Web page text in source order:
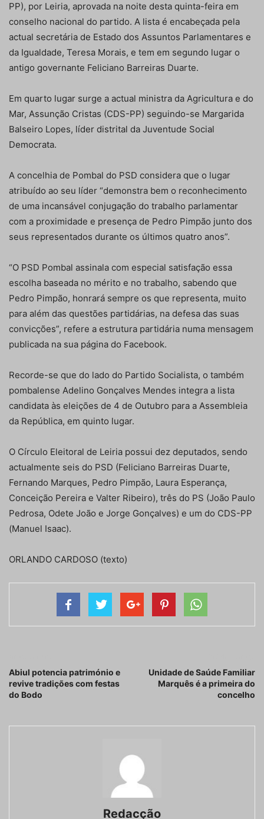
PP), por Leiria, aprovada na noite desta quinta-feira em
conselho nacional do partido. A lista é encabeçada pela
actual secretária de Estado dos Assuntos Parlamentares e
da Igualdade, Teresa Morais, e tem em segundo lugar o
antigo governante Feliciano Barreiras Duarte.
Em quarto lugar surge a actual ministra da Agricultura e do
Mar, Assunção Cristas (CDS-PP) seguindo-se Margarida
Balseiro Lopes, líder distrital da Juventude Social
Democrata.
A concelhia de Pombal do PSD considera que o lugar
atribuído ao seu líder “demonstra bem o reconhecimento
de uma incansável conjugação do trabalho parlamentar
com a proximidade e presença de Pedro Pimpão junto dos
seus representados durante os últimos quatro anos”.
“O PSD Pombal assinala com especial satisfação essa
escolha baseada no mérito e no trabalho, sabendo que
Pedro Pimpão, honrará sempre os que representa, muito
para além das questões partidárias, na defesa das suas
convicções”, refere a estrutura partidária numa mensagem
publicada na sua página do Facebook.
Recorde-se que do lado do Partido Socialista, o também
pombalense Adelino Gonçalves Mendes integra a lista
candidata às eleições de 4 de Outubro para a Assembleia
da República, em quinto lugar.
O Círculo Eleitoral de Leiria possui dez deputados, sendo
actualmente seis do PSD (Feliciano Barreiras Duarte,
Fernando Marques, Pedro Pimpão, Laura Esperança,
Conceição Pereira e Valter Ribeiro), três do PS (João Paulo
Pedrosa, Odete João e Jorge Gonçalves) e um do CDS-PP
(Manuel Isaac).
ORLANDO CARDOSO (texto)
Abiul potencia património e
revive tradições com festas
do Bodo
Unidade de Saúde Familiar
Marquês é a primeira do
concelho
Redacção